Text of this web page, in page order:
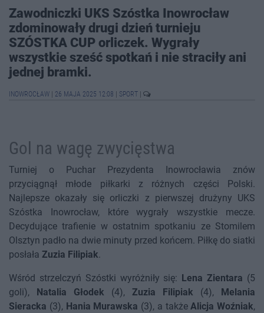
Zawodniczki UKS Szóstka Inowrocław
zdominowały drugi dzień turnieju
SZÓSTKA CUP orliczek. Wygrały
wszystkie sześć spotkań i nie straciły ani
jednej bramki.
INOWROCŁAW 26 MAJA 2025 12:08 SPORT
Gol na wagę zwycięstwa
Turniej o Puchar Prezydenta Inowrocławia znów
przyciągnął młode piłkarki z różnych części Polski.
Najlepsze okazały się orliczki z pierwszej drużyny UKS
Szóstka Inowrocław, które wygrały wszystkie mecze.
Decydujące trafienie w ostatnim spotkaniu ze Stomilem
Olsztyn padło na dwie minuty przed końcem. Piłkę do siatki
posłała Zuzia Filipiak.
Wśród strzelczyń Szóstki wyróżniły się: Lena Zientara (5
goli),
Natalia Głodek (4), Zuzia Filipiak (4),
Melania
Sieracka (3), Hania Murawska (3), a takżeAlicja Woźniak,